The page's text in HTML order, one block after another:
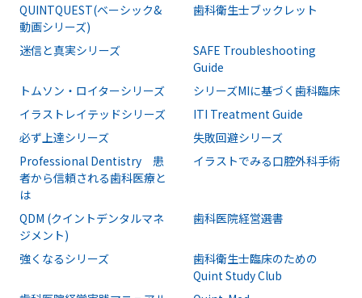
QUINTQUEST(ベーシック&
動画シリーズ)
歯科衛生士ブックレット
迷信と真実シリーズ
SAFE Troubleshooting
Guide
トムソン・ロイターシリーズ
シリーズMIに基づく歯科臨床
イラストレイテッドシリーズ
ITI Treatment Guide
必ず上達シリーズ
失敗回避シリーズ
Professional Dentistry 患
者から信頼される歯科医療と
は
イラストでみる口腔外科手術
QDM (クイントデンタルマネ
ジメント)
歯科医院経営選書
強くなるシリーズ
歯科衛生士臨床のための
Quint Study Club